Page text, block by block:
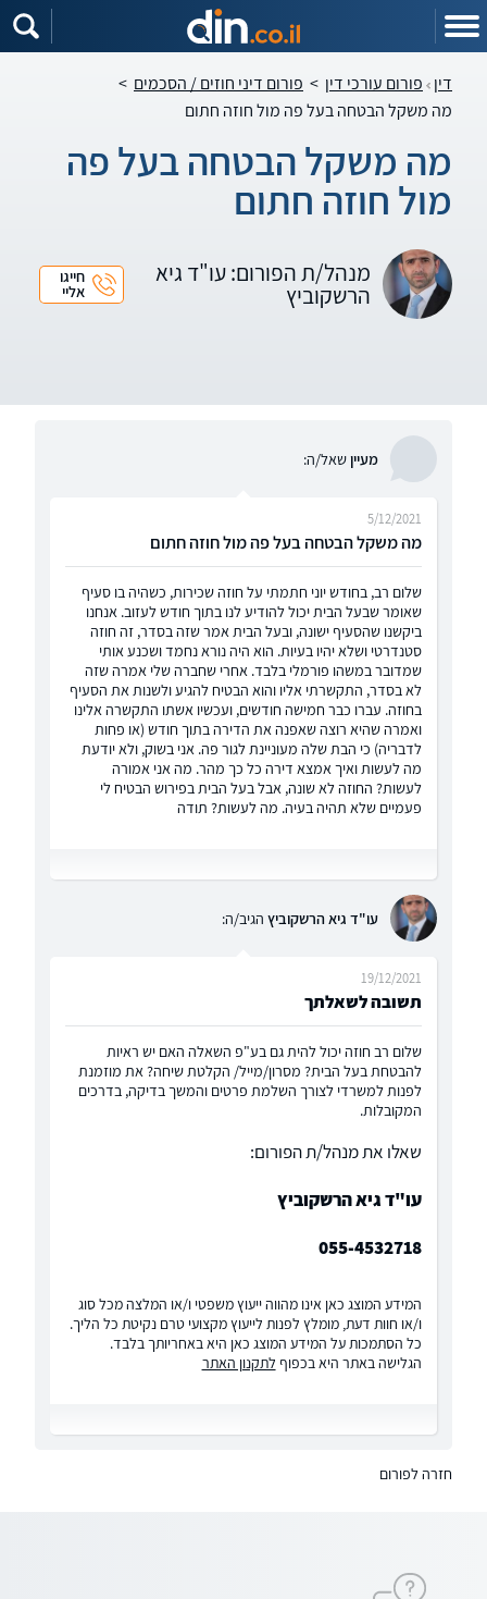
דין פורום עורכי דין > פורום דיני חוזים / הסכמים >
מה משקל הבטחה בעל פה מול חוזה חתום
מה משקל הבטחה בעל פה
מול חוזה חתום
מנהל/ת הפורום: עו"ד גיא
הרשקוביץ
חייגו
אליי
מעייןשאל/ה:
מה משקל הבטחה בעל פה מול חוזה חתום
5/12/2021
שלום רב, בחודש יוני חתמתי על חוזה שכירות, כשהיה בו סעיף
שאומר שבעל הבית יכול להודיע לנו בתוך חודש לעזוב. אנחנו
ביקשנו שהסעיף ישונה, ובעל הבית אמר שזה בסדר, זה חוזה
סטנדרטי ושלא יהיו בעיות. הוא היה נורא נחמד ושכנע אותי
שמדובר במשהו פורמלי בלבד. אחרי שחברה שלי אמרה שזה
לא בסדר, התקשרתי אליו והוא הבטיח להגיע ולשנות את הסעיף
בחוזה. עברו כבר חמישה חודשים, ועכשיו אשתו התקשרה אלינו
ואמרה שהיא רוצה שאפנה את הדירה בתוך חודש (או פחות
לדבריה) כי הבת שלה מעוניינת לגור פה. אני בשוק, ולא יודעת
מה לעשות ואיך אמצא דירה כל כך מהר. מה אני אמורה
לעשות? החוזה לא שונה, אבל בעל הבית בפירוש הבטיח לי
פעמיים שלא תהיה בעיה. מה לעשות? תודה
עו"ד גיא הרשקוביץ הגיב/ה:
תשובה לשאלתך
19/12/2021
שלום רב חוזה יכול להית גם בע"פ השאלה האם יש ראיות
להבטחת בעל הבית? מסרון/מייל/ הקלטת שיחה? את מוזמנת
לפנות למשרדי לצורך השלמת פרטים והמשך בדיקה, בדרכים
המקובלות.
שאלו את מנהל/ת הפורום:
עו"ד גיא הרשקוביץ
055-4532718
המידע המוצג כאן אינו מהווה ייעוץ משפטי ו/או המלצה מכל סוג
ו/או חוות דעת, מומלץ לפנות לייעוץ מקצועי טרם נקיטת כל הליך.
כל הסתמכות על המידע המוצג כאן היא באחריותך בלבד.
הגלישה באתר היא בכפוף לתקנון האתר
חזרה לפורום